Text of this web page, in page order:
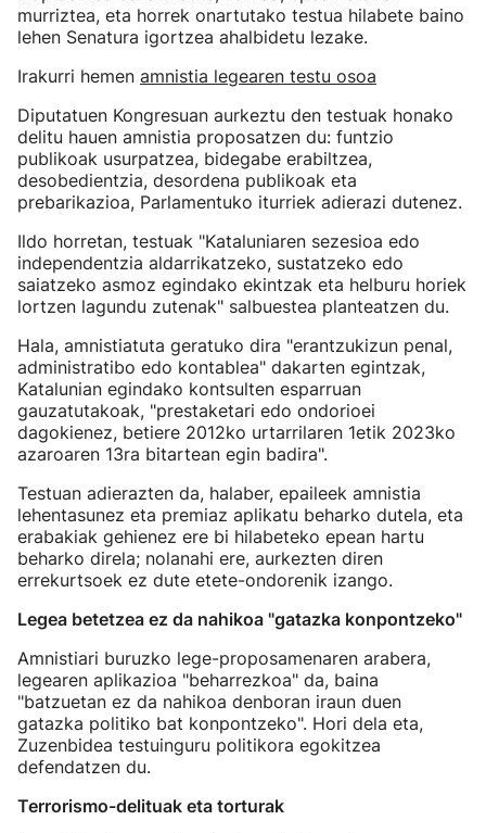
murriztea, eta horrek onartutako testua hilabete baino
lehen Senatura igortzea ahalbidetu lezake.
Irakurri hemen amnistia legearen testu osoa
Diputatuen Kongresuan aurkeztu den testuak honako
delitu hauen amnistia proposatzen du: funtzio
publikoak usurpatzea, bidegabe erabiltzea,
desobedientzia, desordena publikoak eta
prebarikazioa, Parlamentuko iturriek adierazi dutenez.
Ildo horretan, testuak "Kataluniaren sezesioa edo
independentzia aldarrikatzeko, sustatzeko edo
saiatzeko asmoz egindako ekintzak eta helburu horiek
lortzen lagundu zutenak" salbuestea planteatzen du.
Hala, amnistiatuta geratuko dira "erantzukizun penal,
administratibo edo kontablea" dakarten egintzak,
Katalunian egindako kontsulten esparruan
gauzatutakoak, "prestaketari edo ondorioei
dagokienez, betiere 2012ko urtarrilaren 1etik 2023ko
azaroaren 13ra bitartean egin badira".
Testuan adierazten da, halaber, epaileek amnistia
lehentasunez eta premiaz aplikatu beharko dutela, eta
erabakiak gehienez ere bi hilabeteko epean hartu
beharko direla; nolanahi ere, aurkezten diren
errekurtsoek ez dute etete-ondorenik izango.
Legea betetzea ez da nahikoa "gatazka konpontzeko"
Amnistiari buruzko lege-proposamenaren arabera,
legearen aplikazioa "beharrezkoa" da, baina
"batzuetan ez da nahikoa denboran iraun duen
gatazka politiko bat konpontzeko". Hori dela eta,
Zuzenbidea testuinguru politikora egokitzea
defendatzen du.
Terrorismo-delituak eta torturak